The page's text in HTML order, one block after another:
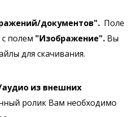
документов". Поле
полем "Изображение". Вы
для скачивания.
из внешних
ролик Вам необходимо